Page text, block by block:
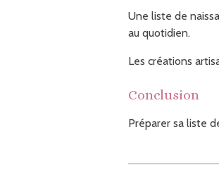
Une liste de
au quotidien.
Les créations
Conclusion
Préparer sa liste